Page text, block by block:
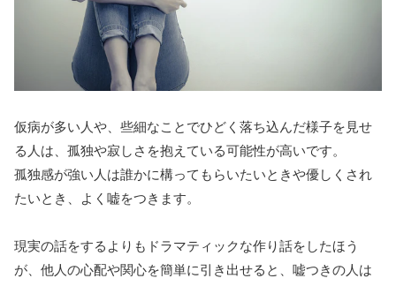
仮病が多い人や、些細なことでひどく落ち込んだ様子を見せ
る人は、孤独や寂しさを抱えている可能性が高いです。
孤独感が強い人は誰かに構ってもらいたいときや優しくされ
たいとき、よく嘘をつきます。
現実の話をするよりもドラマティックな作り話をしたほう
が、他人の心配や関心を簡単に引き出せると、嘘つきの人は